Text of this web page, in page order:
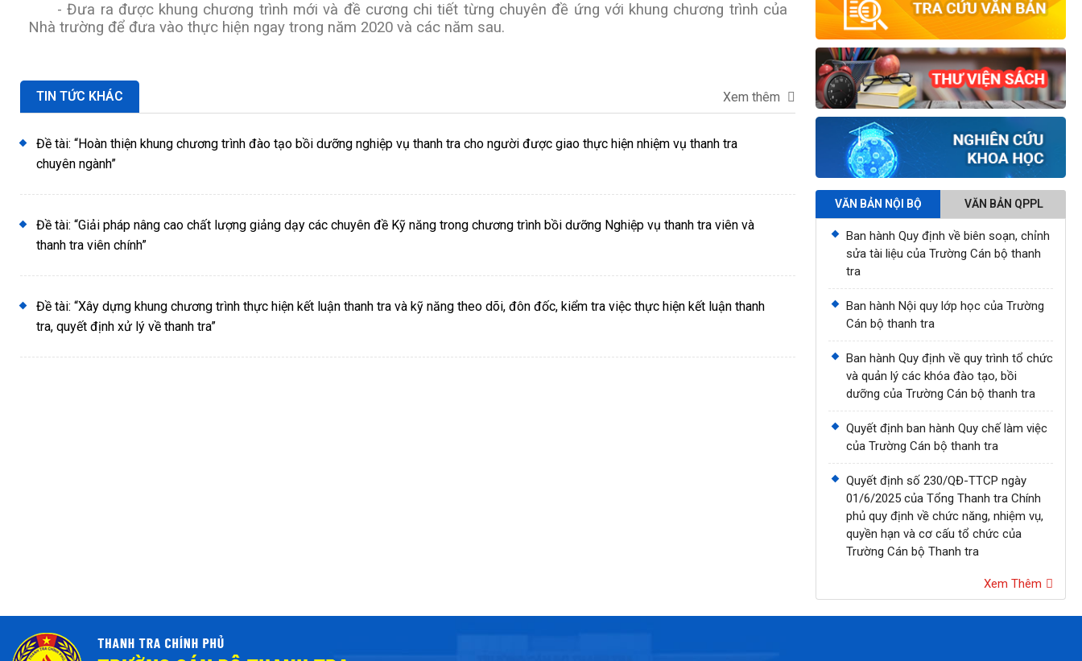
-Đưa ra được khung chương trình mới và đề cương chi tiết từng chuyên đề ứng với khung chương trình của
Nhà trường để đưa vào thực hiện ngay trong năm 2020 và các năm sau.
TIN TỨC KHÁC Xem thêm
Đề tài: “Hoàn thiện khung chương trình đào tạo bồi dưỡng nghiệp vụ thanh tra cho người được giao thực hiện nhiệm vụ thanh tra
chuyên ngành”
Đề tài: “Giải pháp nâng cao chất lượng giảng dạy các chuyên đề Kỹ năng trong chương trình bồi dưỡng Nghiệp vụ thanh tra viên và
thanh tra viên chính”
Đề tài: “Xây dựng khung chương trình thực hiện kết luận thanh tra và kỹ năng theo dõi, đôn đốc, kiểm tra việc thực hiện kết luận thanh
tra, quyết định xử lý về thanh tra”
VĂN BẢN NỘI BỘ VĂN BẢN QPPL
Ban hành Quy định về biên soạn, chỉnh
sửa tài liệu của Trường Cán bộ thanh
tra
Ban hành Nội quy lớp học của Trường
Cán bộ thanh tra
Ban hành Quy định về quy trình tổ chức
và quản lý các khóa đào tạo, bồi
dưỡng của Trường Cán bộ thanh tra
Quyết định ban hành Quy chế làm việc
của Trường Cán bộ thanh tra
Quyết định số 230/QĐ-TTCP ngày
01/6/2025 của Tổng Thanh tra Chính
phủ quy định về chức năng, nhiệm vụ,
quyền hạn và cơ cấu tổ chức của
Trường Cán bộ Thanh tra
Xem Thêm